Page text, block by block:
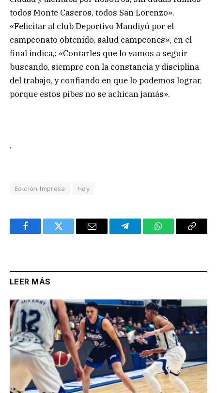
todos Monte Caseros, todos San Lorenzo».
«Felicitar al club Deportivo Mandiyú por el
campeonato obtenido, salud campeones», en el
final indica,: «Contarles que lo vamos a seguir
buscando, siempre con la constancia y disciplina
del trabajo, y confiando en que lo podemos lograr,
porque estos pibes no se achican jamás».
.
Edición Impresa Hoy
FacebookTwitter Email TelegramWhatsAppCopy
LEER MÁS